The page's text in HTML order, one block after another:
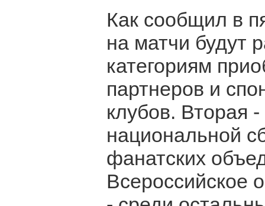
Как сообщил в
на матчи будут
категориям
партнеров и
клубов. Вторая
национальной
фанатских
Всероссийское